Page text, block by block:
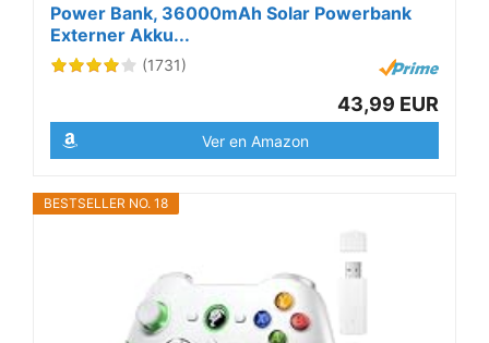
Power Bank, 36000mAh Solar Powerbank
Externer Akku...
(1731)
43,99 EUR
Ver en Amazon
BESTSELLER NO. 18